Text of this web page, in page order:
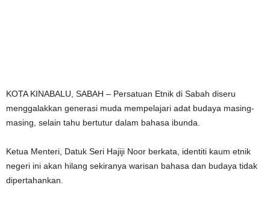
KOTA KINABALU, SABAH – Persatuan Etnik di Sabah diseru
menggalakkan generasi muda mempelajari adat budaya masing-
masing, selain tahu bertutur dalam bahasa ibunda.
Ketua Menteri, Datuk Seri Hajiji Noor berkata, identiti kaum etnik
negeri ini akan hilang sekiranya warisan bahasa dan budaya tidak
dipertahankan.